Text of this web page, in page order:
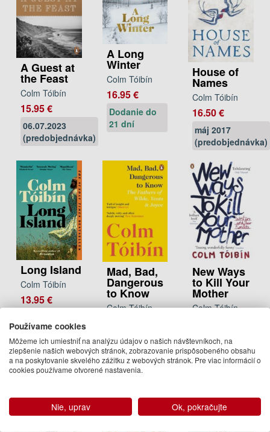
A Guest at
the Feast
Colm Tóibín
15.95 €
06.07.2023
(predobjednávka)
A Long
Winter
Colm Tóibín
16.95 €
Dodanie do
21 dní
House of
Names
Colm Tóibín
16.50 €
máj 2017
(predobjednávka)
Long Island
Colm Tóibín
13.95 €
Mad, Bad,
Dangerous
to Know
Colm Tóibín
Na
objednávku
New Ways
to Kill Your
Mother
Colm Tóibín
Na
objednávku
Používame cookies
Môžeme ich umiestniť na analýzu údajov o našich návštevníkoch, na
zlepšenie našich webových stránok, zobrazovanie prispôsobeného obsahu
a na poskytovanie skvelého zážitku z webových stránok. Pre viac informácií o
cookies používame otvorené nastavenia.
Nie, uprav Ok, pokračujte